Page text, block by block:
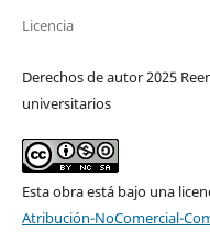
Licencia
Derechos de autor 2025
universitarios
Esta obra está bajo una
Atribución-NoComercial-